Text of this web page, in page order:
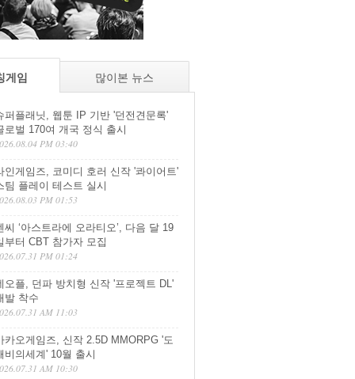
게임 많이본 뉴스
퍼플래닛, 웹툰 IP 기반 '던전견문록'
로벌 170여 개국 정식 출시
PM 03:40
인게임즈, 코미디 호러 신작 '콰이어트'
팀 플레이 테스트 실시
PM 01:53
씨 ‘아스트라에 오라티오’, 다음 달 19
부터 CBT 참가자 모집
PM 01:24
오플, 던파 방치형 신작 '프로젝트 DL'
발 착수
AM 11:03
카오게임즈, 신작 2.5D MMORPG '도
비의세계' 10월 출시
AM 10:30